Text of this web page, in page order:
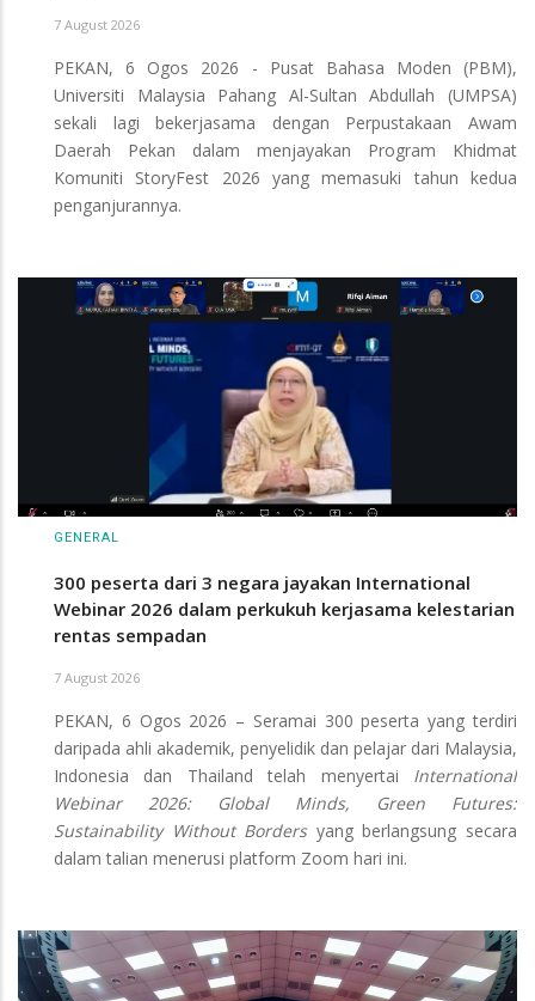
7 August 2026
PEKAN, 6 Ogos 2026 - Pusat Bahasa Moden (PBM),
Universiti Malaysia Pahang Al-Sultan Abdullah (UMPSA)
sekali lagi bekerjasama dengan Perpustakaan Awam
Daerah Pekan dalam menjayakan Program Khidmat
Komuniti StoryFest 2026 yang memasuki tahun kedua
penganjurannya.
GENERAL
300 peserta dari 3 negara jayakan International
Webinar 2026 dalam perkukuh kerjasama kelestarian
rentas sempadan
7 August 2026
PEKAN, 6 Ogos 2026 – Seramai 300 peserta yang terdiri
daripada ahli akademik, penyelidik dan pelajar dari Malaysia,
Indonesia dan Thailand telah menyertai International
Webinar 2026: Global Minds, Green Futures:
Sustainability Without Borders yang berlangsung secara
dalam talian menerusi platform Zoom hari ini.